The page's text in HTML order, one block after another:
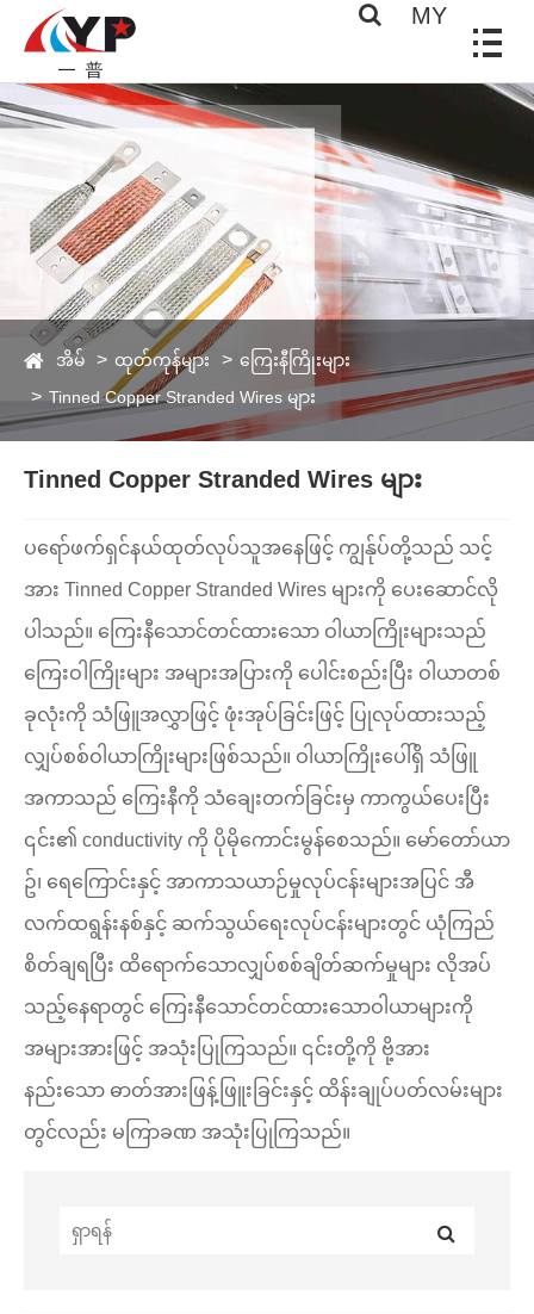
MY
အိမ် ထုတ်ကုန်များ
ကြေးနီကြိုးများ
Tinned Copper Stranded Wires များ
Tinned Copper Stranded Wires များ
ပရော်ဖက်ရှင်နယ်ထုတ်လုပ်သူအနေဖြင့် ကျွန်ုပ်တို့သည် သင့်
အား Tinned Copper Stranded Wires များကို ပေးဆောင်လို
ပါသည်။ ကြေးနီသောင်တင်ထားသော ဝါယာကြိုးများသည်
ကြေးဝါကြိုးများ အများအပြားကို ပေါင်းစည်းပြီး ဝါယာတစ်
ခုလုံးကို သံဖြူအလွှာဖြင့် ဖုံးအုပ်ခြင်းဖြင့် ပြုလုပ်ထားသည့်
လျှပ်စစ်ဝါယာကြိုးများဖြစ်သည်။ ဝါယာကြိုးပေါ်ရှိ သံဖြူ
အကာသည် ကြေးနီကို သံချေးတက်ခြင်းမှ ကာကွယ်ပေးပြီး
၎င်း၏ conductivity ကို ပိုမိုကောင်းမွန်စေသည်။ မော်တော်ယာ
ဥ်၊ ရေကြောင်းနှင့် အာကာသယာဉ်မှုလုပ်ငန်းများအပြင် အီ
လက်ထရွန်းနစ်နှင့် ဆက်သွယ်ရေးလုပ်ငန်းများတွင် ယုံကြည်
စိတ်ချရပြီး ထိရောက်သောလျှပ်စစ်ချိတ်ဆက်မှုများ လိုအပ်
သည့်နေရာတွင် ကြေးနီသောင်တင်ထားသောဝါယာများကို
အများအားဖြင့် အသုံးပြုကြသည်။ ၎င်းတို့ကို ဗို့အား
နည်းသော ဓာတ်အားဖြန့်ဖြူးခြင်းနှင့် ထိန်းချုပ်ပတ်လမ်းများ
တွင်လည်း မကြာခဏ အသုံးပြုကြသည်။